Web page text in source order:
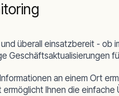
überall einsatzbereit - ob
Geschäftsaktualisierungen
an einem Ort
Ihnen die